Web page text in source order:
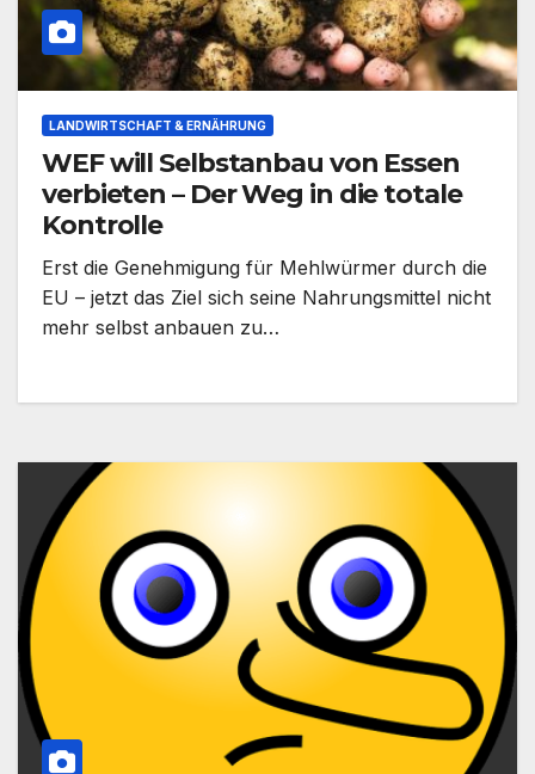
LANDWIRTSCHAFT & ERNÄHRUNG
WEF will Selbstanbau von Essen
verbieten – Der Weg in die totale
Kontrolle
Erst die Genehmigung für Mehlwürmer durch die
EU – jetzt das Ziel sich seine Nahrungsmittel nicht
mehr selbst anbauen zu…